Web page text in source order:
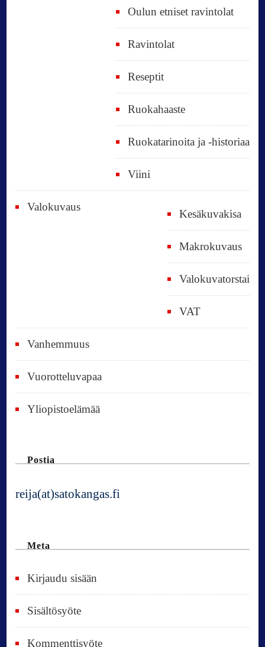
Oulun etniset ravintolat
Ravintolat
Reseptit
Ruokahaaste
Ruokatarinoita ja -historiaa
Viini
Valokuvaus
Kesäkuvakisa
Makrokuvaus
Valokuvatorstai
VAT
Vanhemmuus
Vuorotteluvapaa
Yliopistoelämää
Postia
reija(at)satokangas.fi
Meta
Kirjaudu sisään
Sisältösyöte
Kommenttisyöte